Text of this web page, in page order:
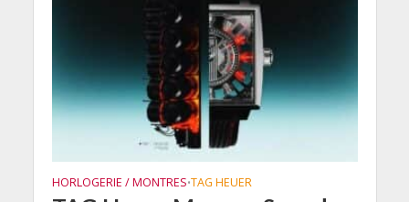
HORLOGERIE / MONTRES•TAG HEUER